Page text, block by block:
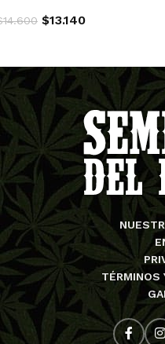
14.600 $13.140
TÉRMINOS